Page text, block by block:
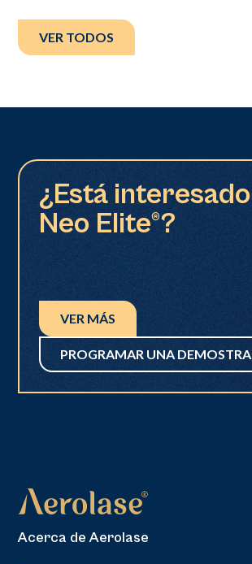
VER TODOS
¿Está
Neo Elite®?
VER MÁS
PROGRAMAR UNA
Acerca de Aerolase